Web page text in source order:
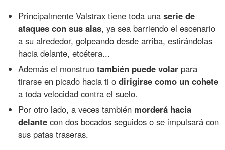
Principalmente Valstrax tiene toda unaserie de
ataques con sus alas, ya sea barriendo el escenario
a su alrededor, golpeando desde arriba, estirándolas
hacia delante, etcétera...
Además el monstruotambién puede volar para
tirarse en picado hacia ti odirigirse como un cohete
a toda velocidad contra el suelo.
Por otro lado, a veces también morderá hacia
delante con dos bocados seguidos o se impulsará con
sus patas traseras.